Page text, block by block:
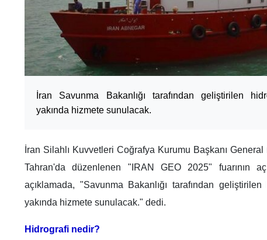
İran Savunma Bakanlığı tarafından geliştirilen
yakında hizmete sunulacak.
İran Silahlı Kuvvetleri Coğrafya Kurumu Başkanı
Tahran'da düzenlenen "IRAN GEO 2025" fuarının
açıklamada, "Savunma Bakanlığı tarafından
yakında hizmete sunulacak." dedi.
Hidrografi nedir?